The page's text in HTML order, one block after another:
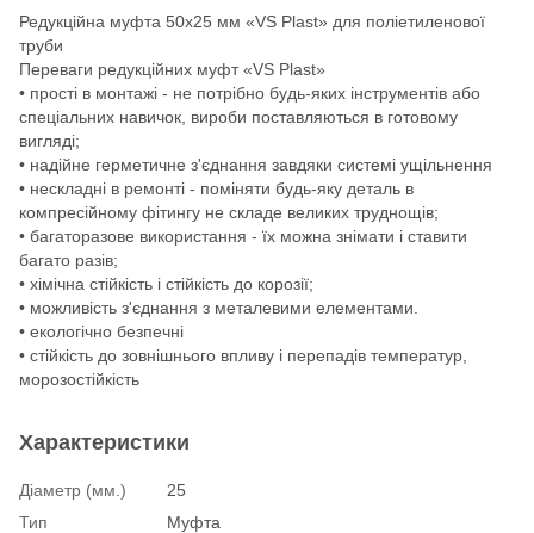
Редукційна муфта 50х25 мм «VS Plast» для поліетиленової
труби
Переваги редукційних муфт «VS Plast»
• прості в монтажі - не потрібно будь-яких інструментів або
спеціальних навичок, вироби поставляються в готовому
вигляді;
• надійне герметичне з'єднання завдяки системі ущільнення
• нескладні в ремонті - поміняти будь-яку деталь в
компресійному фітингу не складе великих труднощів;
• багаторазове використання - їх можна знімати і ставити
багато разів;
• хімічна стійкість і стійкість до корозії;
• можливість з'єднання з металевими елементами.
• екологічно безпечні
• стійкість до зовнішнього впливу і перепадів температур,
морозостійкість
Характеристики
Діаметр (мм.)
25
Тип
Муфта